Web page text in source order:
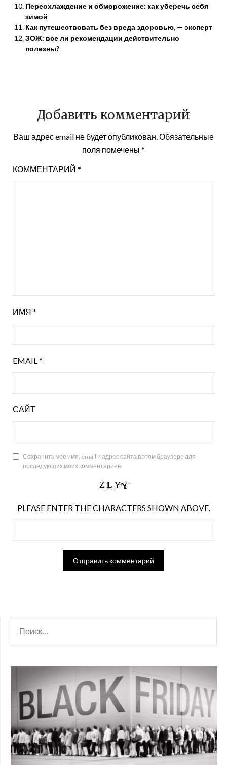
Переохлаждение и обморожение: как уберечь себя
зимой
Как путешествовать без вреда здоровью, — эксперт
ЗОЖ: все ли рекомендации действительно
полезны?
Добавить комментарий
Ваш адрес email не будет опубликован. Обязательные
поля помечены *
КОММЕНТАРИЙ *
ИМЯ *
EMAIL *
САЙТ
Сохранить моё имя, email и адрес сайта в этом браузере для
последующих моих комментариев.
PLEASE ENTER THE CHARACTERS SHOWN ABOVE.